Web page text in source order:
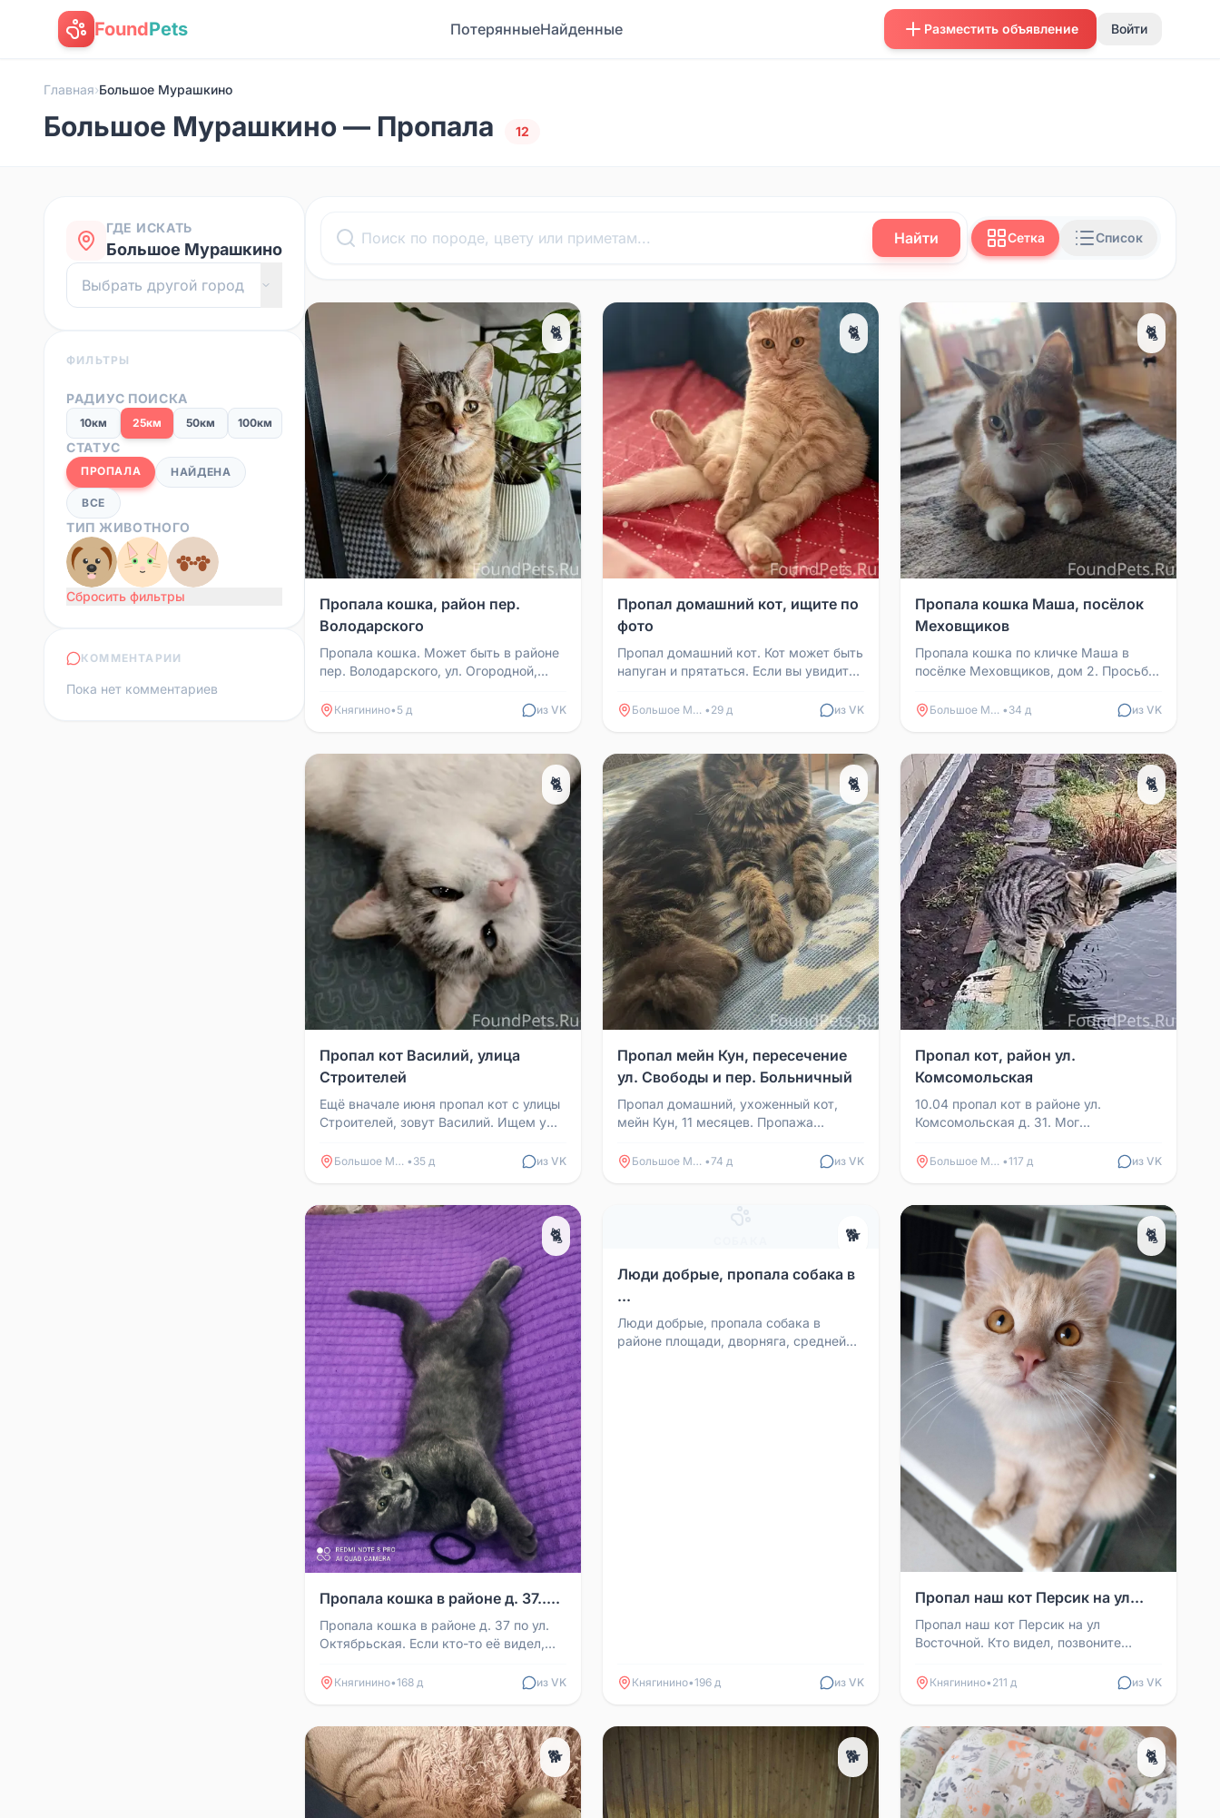
FoundPets ПотерянныеНайденные Разместить объявление Войти
Главная›Большое Мурашкино
Большое Мурашкино — Пропала 12
ГДЕ ИСКАТЬ
Большое Мурашкино
ФИЛЬТРЫ
РАДИУС ПОИСКА
10км 25км 50км 100км
СТАТУС
ПРОПАЛА НАЙДЕНА
ВСЕ
ТИП ЖИВОТНОГО
Сбросить фильтры
КОММЕНТАРИИ
Пока нет комментариев
Найти Сетка Список
🐈
Пропала кошка, район пер.
Володарского
Пропала кошка. Может быть в районе
пер. Володарского, ул. Огородной,
видел, дайте пожа...
Княгинино• 5 д из VK
🐈
Пропал домашний кот, ищите по
фото
Пропал домашний кот. Кот может быть
напуган и прятаться. Если вы увидите
свяжитесь с...
Большое Мурашкино • 29 д из VK
🐈
Пропала кошка Маша, посёлок
Меховщиков
Пропала кошка по кличке Маша в
посёлке Меховщиков, дом 2. Просьба
+79087674589 (Ксения).
Большое Мурашкино • 34 д из VK
🐈
Пропал кот Василий, улица
Строителей
Ещё вначале июня пропал кот с улицы
Строителей, зовут Василий. Ищем уже
забрал себе, то...
Большое Мурашкино • 35 д из VK
🐈
Пропал мейн Кун, пересечение
ул. Свободы и пер. Больничный
Пропал домашний, ухоженный кот,
мейн Кун, 11 месяцев. Пропажа
Свободы и пер. Больничный. И...
Большое Мурашкино •74 д из VK
🐈
Пропал кот, район ул.
Комсомольская
10.04 пропал кот в районе ул.
Комсомольская д. 31. Мог
Просьба сообщить или вернуть за в...
Большое Мурашкино •117 д из VK
🐈
Пропала кошка в районе д. 37.....
Пропала кошка в районе д. 37 по ул.
Октябрьская. Если кто-то её видел,
89506228749 и...
Княгинино•168 д из VK
🐕
Люди добрые, пропала собака в
...
Люди добрые, пропала собака в
районе площади, дворняга, средней
Княгинино•196 д из VK
🐈
Пропал наш кот Персик на ул...
Пропал наш кот Персик на ул
Восточной. Кто видел, позвоните
89503798495
Княгинино• 211 д из VK
🐕 🐕 🐈